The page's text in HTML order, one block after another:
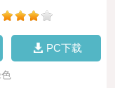
PC下载